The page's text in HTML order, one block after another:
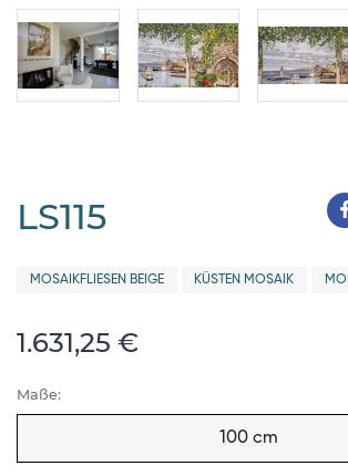
LS115
MOSAIKFLIESEN BEIGE KÜSTEN MOSAIK
1.631,25 €
Maße:
100 cm